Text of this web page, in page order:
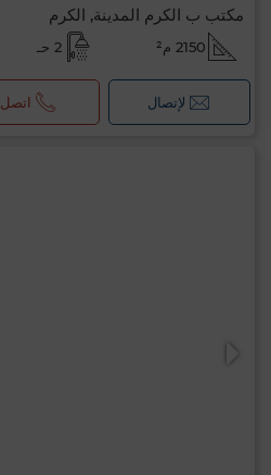
مكتب ب الكرم المدينة, الكرم
2150 م² 2 حـ
لإتصال اتصل